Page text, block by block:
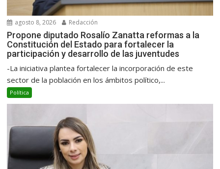
agosto 8, 2026 Redacción
Propone diputado Rosalío Zanatta reformas a la
Constitución del Estado para fortalecer la
participación y desarrollo de las juventudes
-La iniciativa plantea fortalecer la incorporación de este
sector de la población en los ámbitos político,...
Política